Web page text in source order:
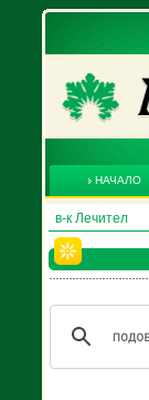
НАЧАЛО
в-к Лечител